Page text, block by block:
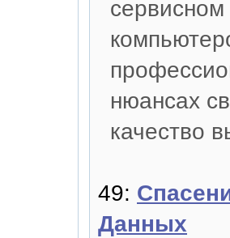
нюансах
качество
49:
Данных